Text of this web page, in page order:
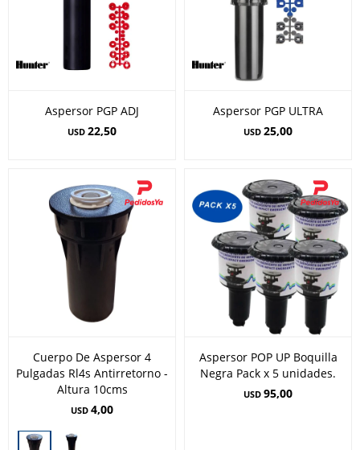
Aspersor PGP ADJ
USD 22,50
Aspersor PGP ULTRA
USD 25,00
Cuerpo De Aspersor 4
Pulgadas Rl4s Antirretorno -
Altura 10cms
USD 4,00
Aspersor POP UP Boquilla
Negra Pack x 5 unidades.
USD 95,00